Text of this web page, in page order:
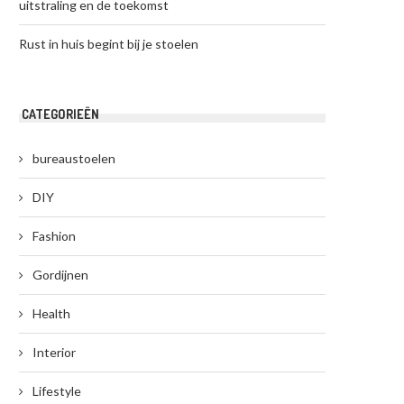
uitstraling en de toekomst
Rust in huis begint bij je stoelen
CATEGORIEËN
bureaustoelen
DIY
Fashion
Gordijnen
Health
Interior
Lifestyle